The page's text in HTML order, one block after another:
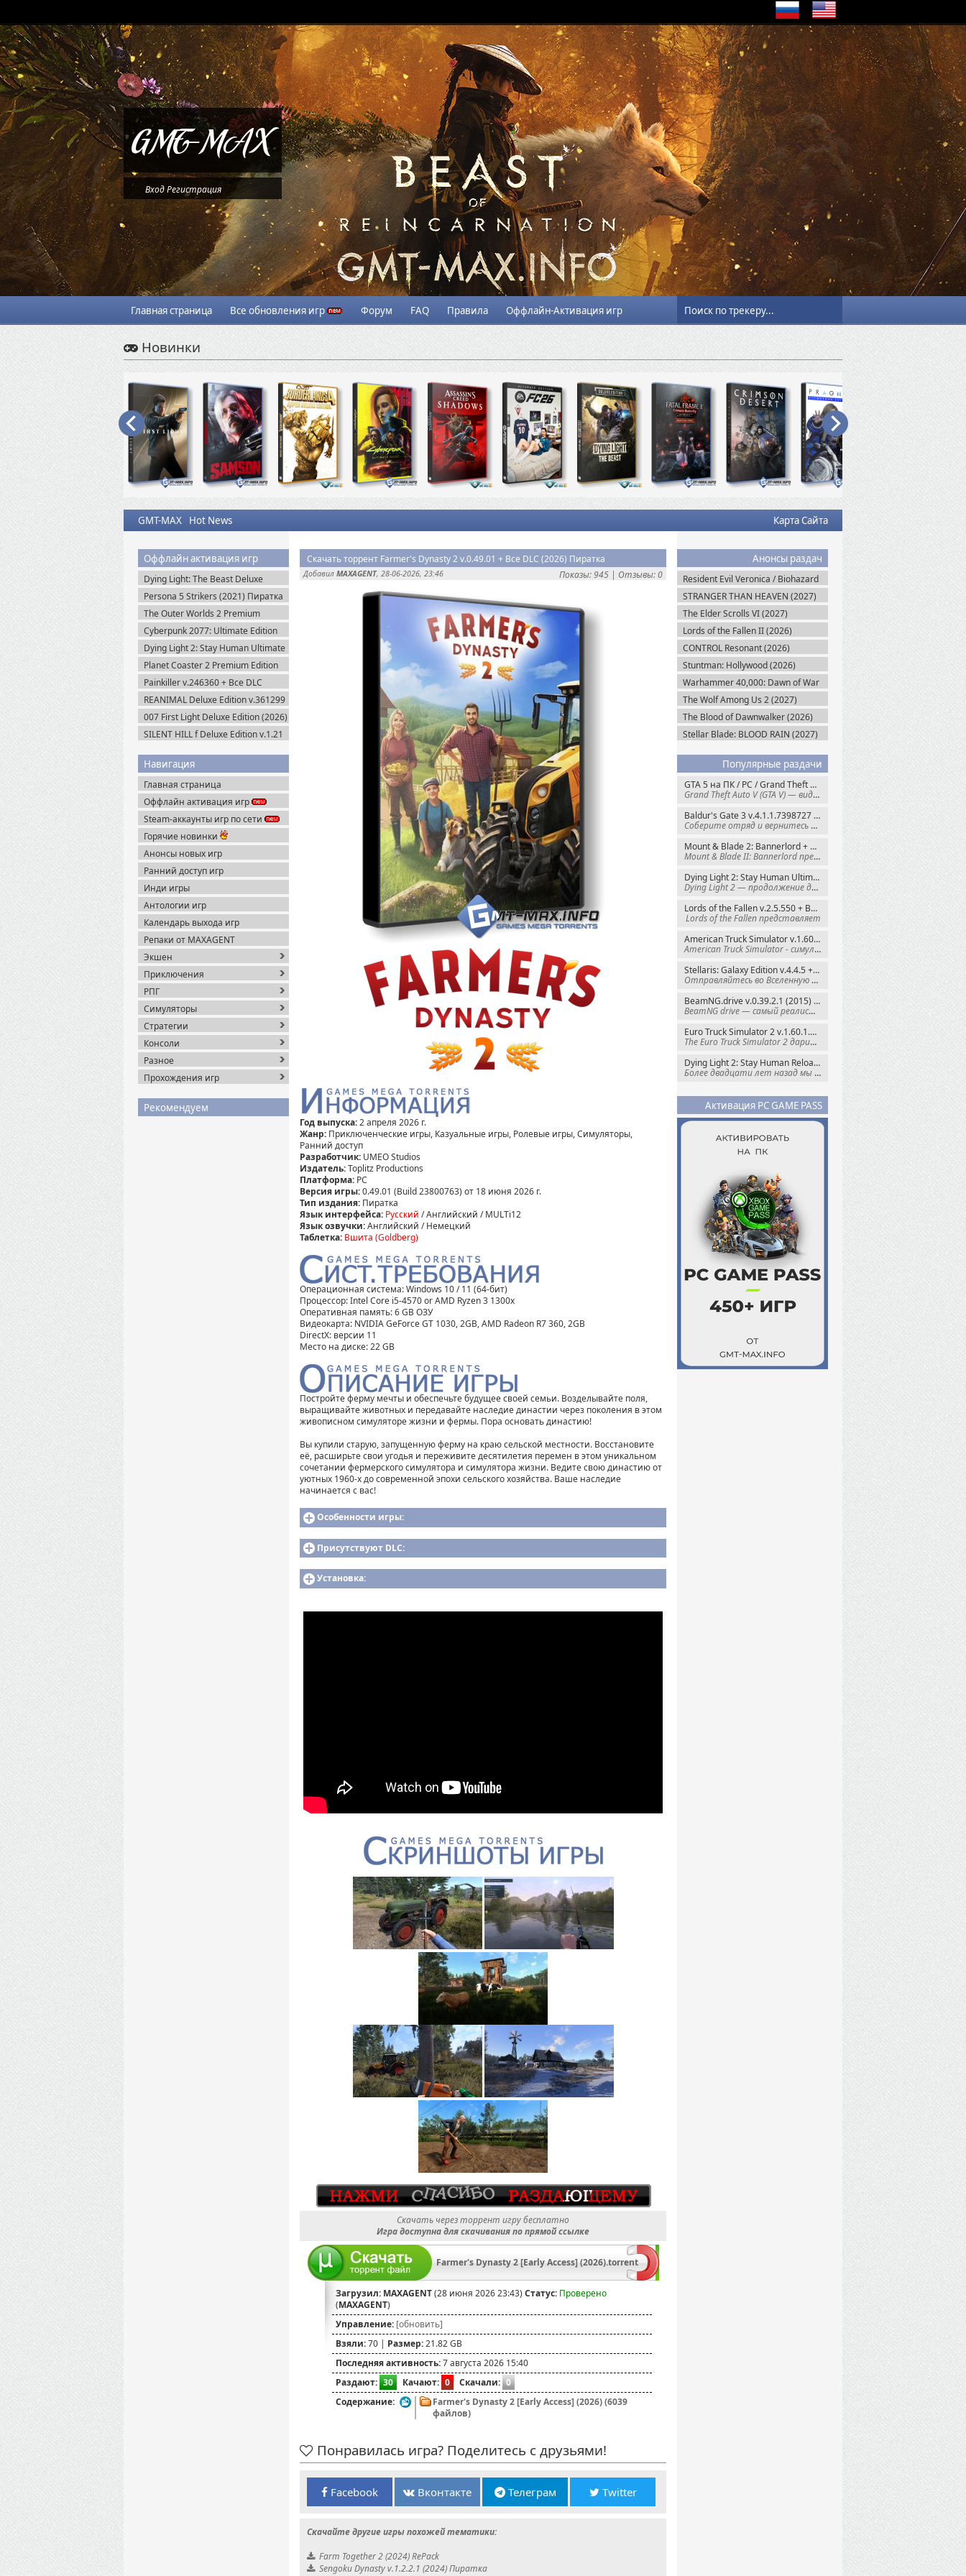
ВходРегистрация
Главная страница Все обновления игр Форум FAQ Правила Оффлайн-Активация игр
Новинки
GMT-MAX Hot News Карта Сайта
Анонсы раздач
Resident Evil Veronica / Biohazard
RE: Veronica (2027)
STRANGER THAN HEAVEN (2027)
The Elder Scrolls VI (2027)
Lords of the Fallen II (2026)
CONTROL Resonant (2026)
Stuntman: Hollywood (2026)
Warhammer 40,000: Dawn of War
IV (2026)
The Wolf Among Us 2 (2027)
The Blood of Dawnwalker (2026)
Stellar Blade: BLOOD RAIN (2027)
Популярные раздачи
GTA 5 на ПК / PC / Grand Theft Auto V: Premium Edition (2015) Steam-Rip
Grand Theft Auto V (GTA V) — видеоигра из
Baldur's Gate 3 v.4.1.1.7398727 + Все DLC (2023) GOG-Rip
Соберите отряд и вернитесь в Забытые
Mount & Blade 2: Bannerlord + War Sails v.1.4.7.117484 (2025) GOG
Mount & Blade II: Bannerlord представляет
Dying Light 2: Stay Human Ultimate Edition v.1.29.0 + Все DLC (2022) Пиратка
Dying Light 2 — продолжение динамичного
Lords of the Fallen v.2.5.550 + Все DLC (2023) Пиратка
Lords of the Fallen представляет
American Truck Simulator v.1.60.1.8s + Все DLC (2016) Пиратка
American Truck Simulator - симулятор
Stellaris: Galaxy Edition v.4.4.5 + Все DLC (2016) Пиратка
Отправляйтесь во Вселенную полную чудес и
BeamNG.drive v.0.39.2.1 (2015) RePack
BeamNG drive — самый реалистичный
Euro Truck Simulator 2 v.1.60.1.7s + Все DLC (2012) Пиратка
The Euro Truck Simulator 2 дарит вам опыт
Dying Light 2: Stay Human Reloaded Edition v.1.28.3 + Все DLC (2022) RePack
Более двадцати лет назад мы пытались
Активация PC GAME PASS
Оффлайн активация игр
Dying Light: The Beast Deluxe
Edition v.1.6.4 + Все DLC (2025)
Пиратка
Persona 5 Strikers (2021) Пиратка
The Outer Worlds 2 Premium
Edition v.1.2.0.1 (2025) Пиратка
Cyberpunk 2077: Ultimate Edition
v.2.31a + Все DLC (2025) Portable
Dying Light 2: Stay Human Ultimate
Edition v.1.29.0 + Все DLC (2022)
Пиратка
Planet Coaster 2 Premium Edition
(2024) Steam-Rip
Painkiller v.246360 + Все DLC
(2025) Portable
REANIMAL Deluxe Edition v.361299
(2026) Пиратка
007 First Light Deluxe Edition (2026)
Пиратка
SILENT HILL f Deluxe Edition v.1.21
Навигация
Главная страница
Оффлайн активация игр
Steam-аккаунты игр по сети
Горячие новинки
Анонсы новых игр
Ранний доступ игр
Инди игры
Антологии игр
Календарь выхода игр
Репаки от MAXAGENT
Экшен
Приключения
РПГ
Симуляторы
Стратегии
Консоли
Разное
Прохождения игр
Рекомендуем
Скачать торрент Farmer's Dynasty 2 v.0.49.01 + Все DLC (2026) Пиратка
Показы: 945 | Отзывы: 0
Добавил MAXAGENT, 28-06-2026, 23:46
Год выпуска:2 апреля 2026 г.
Жанр: Приключенческие игры, Казуальные игры, Ролевые игры, Симуляторы,
Ранний доступ
Разработчик: UMEO Studios
Издатель:Toplitz Productions
Платформа: PC
Версия игры:0.49.01 (Build 23800763) от 18 июня 2026 г.
Тип издания: Пиратка
Язык интерфейса: Русский / Английский / MULTi12
Язык озвучки:Английский / Немецкий
Таблетка: Вшита (Goldberg)
Операционная система: Windows 10 / 11 (64-бит)
Процессор: Intel Core i5-4570 or AMD Ryzen 3 1300x
Оперативная память: 6 GB ОЗУ
Видеокарта: NVIDIA GeForce GT 1030, 2GB, AMD Radeon R7 360, 2GB
DirectX: версии 11
Место на диске: 22 GB
Постройте ферму мечты и обеспечьте будущее своей семьи. Возделывайте поля,
выращивайте животных и передавайте наследие династии через поколения в этом
живописном симуляторе жизни и фермы. Пора основать династию!
Вы купили старую, запущенную ферму на краю сельской местности. Восстановите
её, расширьте свои угодья и переживите десятилетия перемен в этом уникальном
сочетании фермерского симулятора и симулятора жизни. Ведите свою династию от
уютных 1960-х до современной эпохи сельского хозяйства. Ваше наследие
начинается с вас!
Особенности игры:
Присутствуют DLC:
Установка:
Скачать через торрент игру бесплатно
Игра доступна для скачивания по прямой ссылке
Farmer's Dynasty 2 [Early Access] (2026).torrent
Загрузил: MAXAGENT(28 июня 2026 23:43) Статус: Проверено
(MAXAGENT)
Управление: [обновить]
Взяли:70 | Размер:21.82 GB
Последняя активность:7 августа 2026 15:40
Раздают: 30 Качают: 0 Скачали: 0
Содержание:
Farmer's Dynasty 2 [Early Access] (2026) (6039
файлов)
Понравилась игра? Поделитесь с друзьями!
Facebook Вконтакте Телеграм Twitter
Скачайте другие игры похожей тематики:
Farm Together 2 (2024) RePack
Sengoku Dynasty v.1.2.2.1 (2024) Пиратка